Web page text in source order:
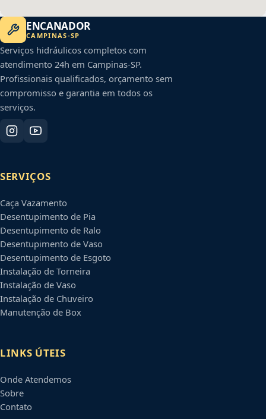
ENCANADOR
CAMPINAS-SP
Serviços hidráulicos completos com
atendimento 24h em Campinas-SP.
Profissionais qualificados, orçamento sem
compromisso e garantia em todos os
serviços.
SERVIÇOS
Caça Vazamento
Desentupimento de Pia
Desentupimento de Ralo
Desentupimento de Vaso
Desentupimento de Esgoto
Instalação de Torneira
Instalação de Vaso
Instalação de Chuveiro
Manutenção de Box
LINKS ÚTEIS
Onde Atendemos
Sobre
Contato